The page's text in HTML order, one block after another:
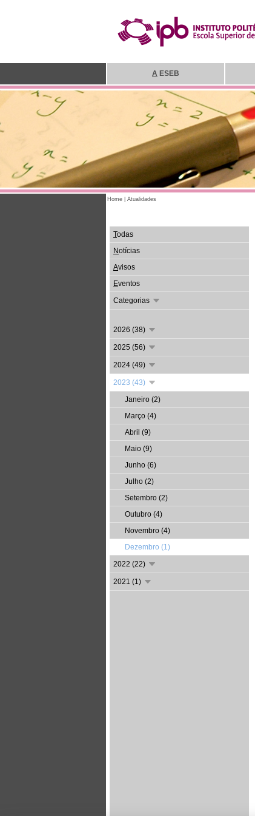
A ESEB
Home Atualidades
Todas
Notícias
Avisos
Eventos
Categorias
2026 (38)
2025 (56)
2024 (49)
2023 (43)
Janeiro (2)
Março (4)
Abril (9)
Maio (9)
Junho (6)
Julho (2)
Setembro (2)
Outubro (4)
Novembro (4)
Dezembro (1)
2022 (22)
2021 (1)